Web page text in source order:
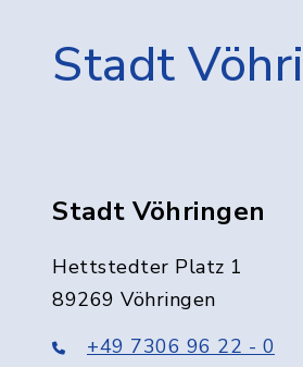
Stadt
Stadt Vöhringen
Hettstedter Platz 1
89269 Vöhringen
+49 7306 96 22 - 0